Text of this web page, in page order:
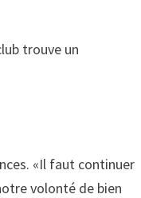
trouve un
«Il faut continuer
volonté de bien